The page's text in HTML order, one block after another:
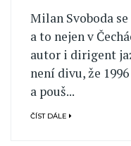
Milan Svoboda
a to nejen v
autor i dirigent
není divu, že
a pouš...
ČÍST DÁLE